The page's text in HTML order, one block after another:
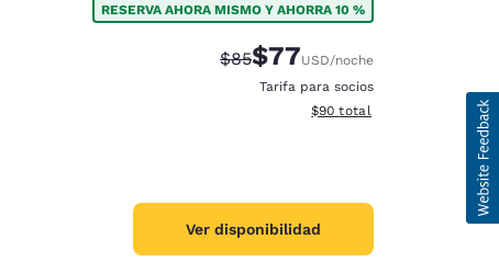
RESERVA AHORA MISMO Y AHORRA 10 %
Tarifa tachada:
$85Tarifa reducida:
$77USD/noche
Tarifa para socios
Ver detalles totales
$90 total
Ver disponibilidad